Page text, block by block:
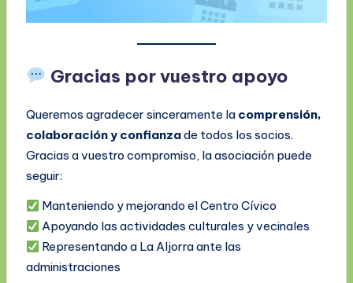
Gracias por vuestro apoyo
Queremos agradecer sinceramente la comprensión,
colaboración y confianzade todos los socios.
Gracias a vuestro compromiso, la asociación puede
seguir:
Manteniendo y mejorando el Centro Cívico
Apoyando las actividades culturales y vecinales
Representando a La Aljorra ante las
administraciones